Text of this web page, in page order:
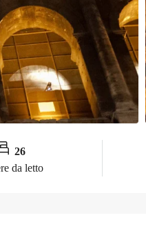
26
da letto